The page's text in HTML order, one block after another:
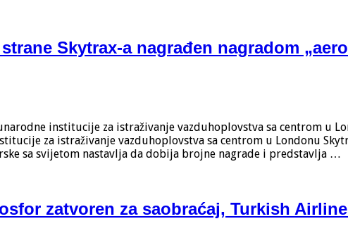
Skytrax-a nagrađen nagradom
institucije za istraživanje vazduhoplovstva sa centrom u
za istraživanje vazduhoplovstva sa centrom u Londonu
sa svijetom nastavlja da dobija brojne nagrade i predstavlja …
zatvoren za saobraćaj, Turkish